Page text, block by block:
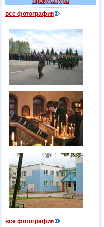
все фотографии
все фотографии